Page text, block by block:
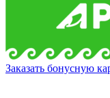
Заказать бонусную